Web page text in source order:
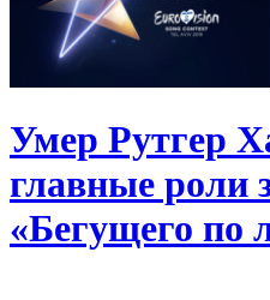
Умер Рутгер
главные роли
«Бегущего по